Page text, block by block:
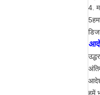
4.
हमें